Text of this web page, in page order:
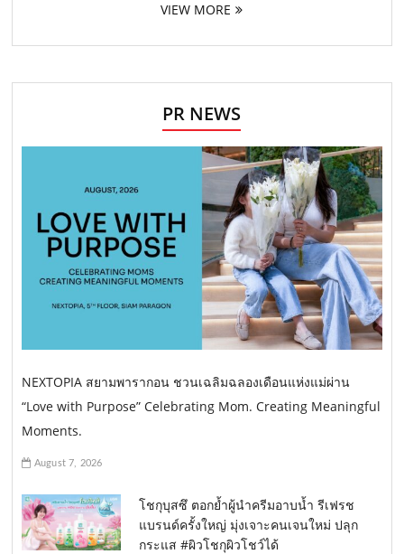
VIEW MORE
PR NEWS
NEXTOPIA สยามพารากอน ชวนเฉลิมฉลองเดือนแห่งแม่ผ่าน
“Love with Purpose” Celebrating Mom. Creating Meaningful
Moments.
August 7, 2026
โชกุบุสซึ ตอกย้ำผู้นำครีมอาบน้ำ รีเฟรช
แบรนด์ครั้งใหญ่ มุ่งเจาะคนเจนใหม่ ปลุก
กระแส #ผิวโชกุผิวโชว์ได้